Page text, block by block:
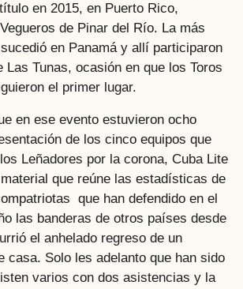
en 2015, en Puerto Rico,
de Pinar del Río. La más
en Panamá y allí participaron
Las Tunas, ocasión en que los Toros
el primer lugar.
en ese evento estuvieron ocho
de los cinco equipos que
Leñadores por la corona, Cuba Lite
que reúne las estadísticas de
que han defendido en el
las banderas de otros países desde
el anhelado regreso de un
casa. Solo les adelanto que han sido
varios con dos asistencias y la